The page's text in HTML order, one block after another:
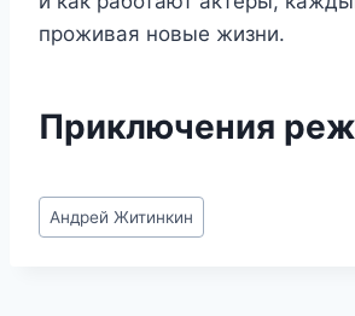
проживая новые жизни.
Приключения
Метки
записи:
Андрей Житинкин